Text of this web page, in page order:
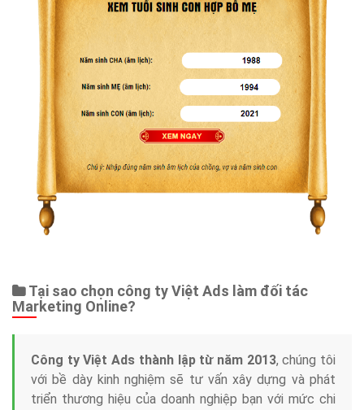
Tại sao chọn công ty Việt Ads làm đối tác
Marketing Online?
Công ty Việt Ads thành lập từ năm 2013, chúng tôi
với bề dày kinh nghiệm sẽ tư vấn xây dựng và phát
triển thương hiệu của doanh nghiệp bạn với mức chi